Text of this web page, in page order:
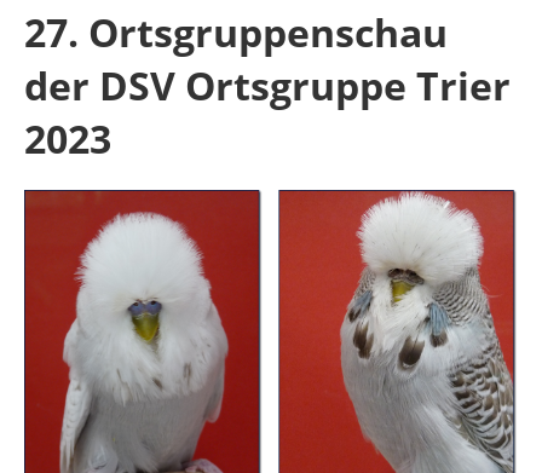
27. Ortsgruppenschau
der DSV Ortsgruppe Trier
2023